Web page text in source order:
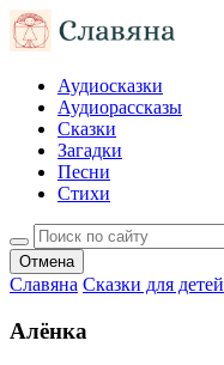
Аудиосказки
Аудиорассказы
Сказки
Загадки
Песни
Стихи
Отмена
Славяна Сказки для детей
Алёнка